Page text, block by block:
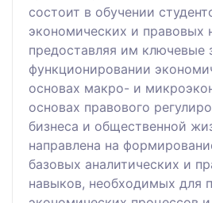
состоит в обучении
экономических и правовых
предоставляя им ключевые
функционировании
основах макро- и
основах правового
бизнеса и общественной
направлена на
базовых аналитических и
навыков, необходимых для